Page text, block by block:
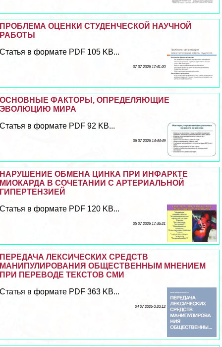
ПРОБЛЕМА ОЦЕНКИ СТУДЕНЧЕСКОЙ НАУЧНОЙ
РАБОТЫ
Статья в формате PDF 105 KB...
07 07 2026 17:41:20
ОСНОВНЫЕ ФАКТОРЫ, ОПРЕДЕЛЯЮЩИЕ
ЭВОЛЮЦИЮ МИРА
Статья в формате PDF 92 KB...
06 07 2026 14:44:49
НАРУШЕНИЕ ОБМЕНА ЦИНКА ПРИ ИНФАРКТЕ
МИОКАРДА В СОЧЕТАНИИ С АРТЕРИАЛЬНОЙ
ГИПЕРТЕНЗИЕЙ
Статья в формате PDF 120 KB...
05 07 2026 17:36:21
ПЕРЕДАЧА ЛЕКСИЧЕСКИХ СРЕДСТВ
МАНИПУЛИРОВАНИЯ ОБЩЕСТВЕННЫМ МНЕНИЕМ
ПРИ ПЕРЕВОДЕ ТЕКСТОВ СМИ
Статья в формате PDF 363 KB...
04 07 2026 0:20:12